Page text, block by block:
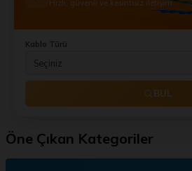
Hızlı, güvenli ve kesintisiz iletişim
Kablo Türü
BUL
Öne Çıkan Kategoriler